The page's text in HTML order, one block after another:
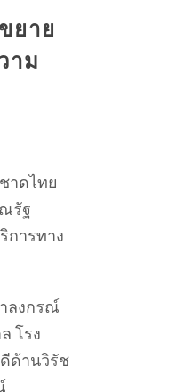
ยาย
าม
ชาดไทย
รัฐ
การทาง
ลงกรณ์
โรง
ด้านวิรัช